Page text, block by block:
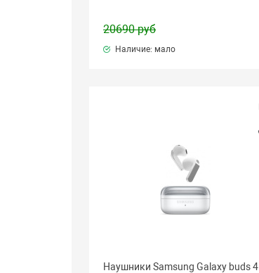
20690 руб
Наличие: мало
Наушники Samsung Galaxy buds 4